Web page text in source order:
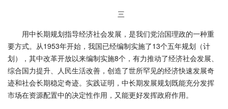
三
用中长期规划指导经济社会发展，是我们党治国理政的一种重
要方式。从1953年开始，我国已经编制实施了13个五年规划（计
划），其中改革开放以来编制实施8个，有力推动了经济社会发展、
综合国力提升、人民生活改善，创造了世所罕见的经济快速发展奇
迹和社会长期稳定奇迹。实践证明，中长期发展规划既能充分发挥
市场在资源配置中的决定性作用，又能更好发挥政府作用。